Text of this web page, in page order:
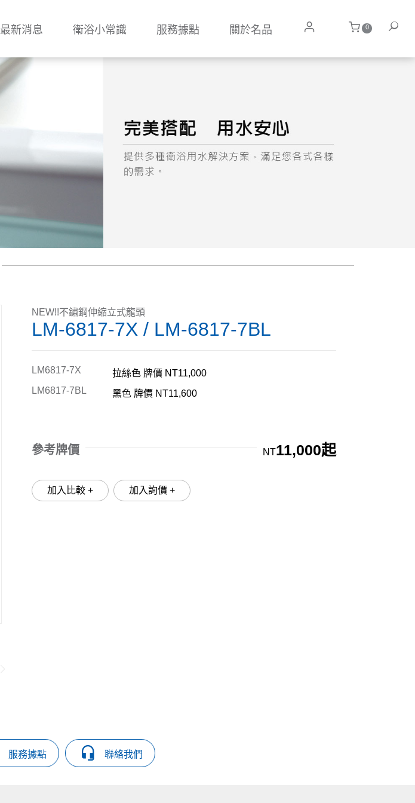
最新消息 衛浴小常識 服務據點 關於名品 0
NEW!!不鏽鋼伸縮立式龍頭
LM-6817-7X / LM-6817-7BL
LM6817-7X
拉絲色 牌價 NT11,000
LM6817-7BL
黑色 牌價 NT11,600
參考牌價 NT11,000起
加入比較 + 加入詢價 +
服務據點 聯絡我們